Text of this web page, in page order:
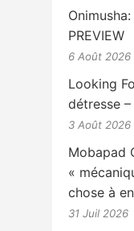
PREVIEW
6 Août 2026
Looking
détresse –
3 Août 2026
Mobapad
«
chose à
31 Juil 2026